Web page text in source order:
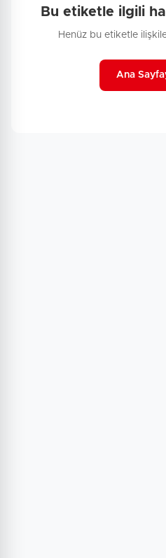
Bu etiketle ilgili
Henüz bu etiketle
Ana